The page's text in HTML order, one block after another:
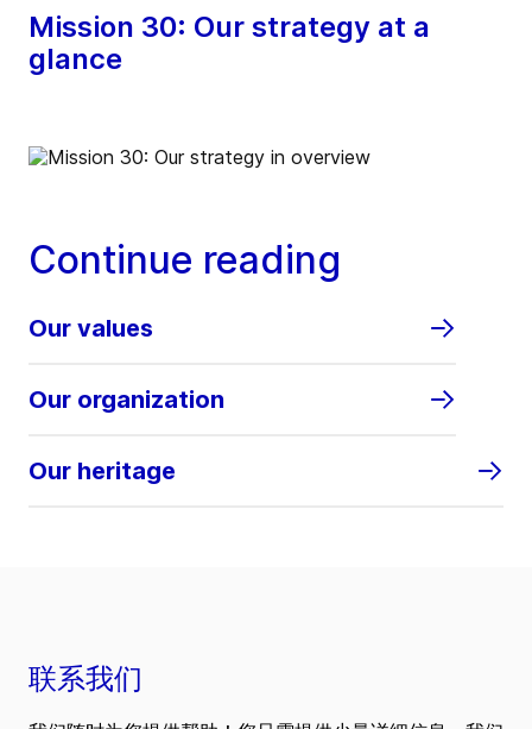
Mission 30: Our strategy at a
glance
Continue reading
Our values
Our organization
Our heritage
联系我们